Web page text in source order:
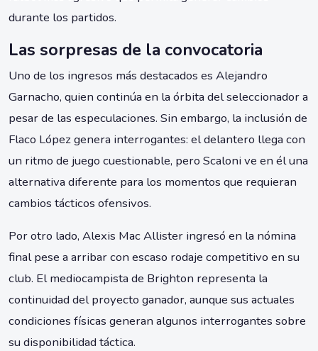
durante los partidos.
Las sorpresas de la convocatoria
Uno de los ingresos más destacados es Alejandro
Garnacho, quien continúa en la órbita del seleccionador a
pesar de las especulaciones. Sin embargo, la inclusión de
Flaco López genera interrogantes: el delantero llega con
un ritmo de juego cuestionable, pero Scaloni ve en él una
alternativa diferente para los momentos que requieran
cambios tácticos ofensivos.
Por otro lado, Alexis Mac Allister ingresó en la nómina
final pese a arribar con escaso rodaje competitivo en su
club. El mediocampista de Brighton representa la
continuidad del proyecto ganador, aunque sus actuales
condiciones físicas generan algunos interrogantes sobre
su disponibilidad táctica.